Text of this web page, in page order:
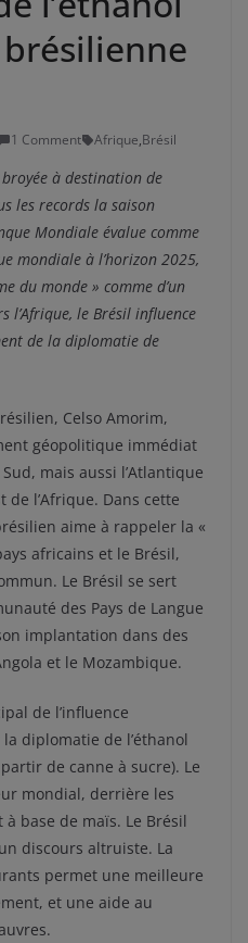
1 Comment Afrique,Brésil
à destination de
les records la saison
Mondiale évalue comme
mondiale à l’horizon 2025,
du monde » comme d’un
l’Afrique, le Brésil influence
de la diplomatie de
Celso Amorim,
géopolitique immédiat
mais aussi l’Atlantique
l’Afrique. Dans cette
aime à rappeler la «
africains et le Brésil,
Le Brésil se sert
des Pays de Langue
implantation dans des
et le Mozambique.
de l’influence
diplomatie de l’éthanol
de canne à sucre). Le
mondial, derrière les
base de maïs. Le Brésil
discours altruiste. La
permet une meilleure
et une aide au